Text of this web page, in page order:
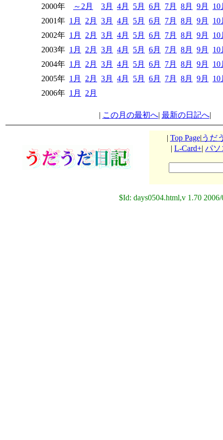
2000年 ～2月 3月 4月 5月 6月 7月 8月 9月
10
2001年 1月 2月 3月 4月 5月 6月 7月 8月 9月
10
2002年 1月 2月 3月 4月 5月 6月 7月 8月 9月
10
2003年 1月 2月 3月 4月 5月 6月 7月 8月 9月
10
2004年 1月 2月 3月 4月 5月 6月 7月 8月 9月
10
2005年 1月 2月 3月 4月 5月 6月 7月 8月 9月
10
2006年 1月 2月
| この月の最初へ| 最新の日記へ|
| Top Page| うだ
| L-Card+| パソ
$Id: days0504.html,v 1.70